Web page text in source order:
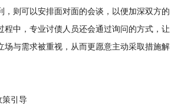
，则可以安排面对面的会谈，以便加深双方的
程中，专业讨债人员还会通过询问的方式，让
场与需求被重视，从而更愿意主动采取措施解
引导